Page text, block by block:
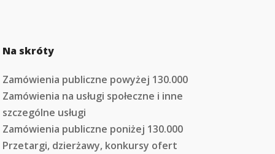
Na skróty
Zamówienia publiczne powyżej 130.000
Zamówienia na usługi społeczne i inne
szczególne usługi
Zamówienia publiczne poniżej 130.000
Przetargi, dzierżawy, konkursy ofert